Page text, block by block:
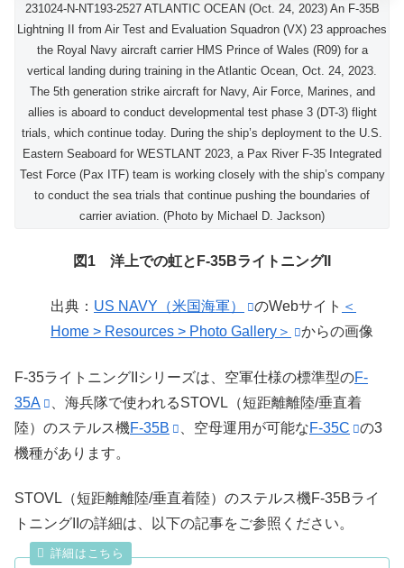
231024-N-NT193-2527 ATLANTIC OCEAN (Oct. 24, 2023) An F-35B
Lightning II from Air Test and Evaluation Squadron (VX) 23 approaches
the Royal Navy aircraft carrier HMS Prince of Wales (R09) for a
vertical landing during training in the Atlantic Ocean, Oct. 24, 2023.
The 5th generation strike aircraft for Navy, Air Force, Marines, and
allies is aboard to conduct developmental test phase 3 (DT-3) flight
trials, which continue today. During the ship’s deployment to the U.S.
Eastern Seaboard for WESTLANT 2023, a Pax River F-35 Integrated
Test Force (Pax ITF) team is working closely with the ship’s company
to conduct the sea trials that continue pushing the boundaries of
carrier aviation. (Photo by Michael D. Jackson)
図1 洋上での虹とF-35BライトニングII
出典： US NAVY（米国海軍） のWebサイト ＜
Home > Resources > Photo Gallery＞
からの画像
F-35ライトニングIIシリーズは、空軍仕様の標準型のF-
35A
、海兵隊で使われるSTOVL（短距離離陸/垂直着
陸）のステルス機F-35B 、空母運用が可能なF-35C
の3
機種があります。
STOVL（短距離離陸/垂直着陸）のステルス機F-35Bライ
トニングIIの詳細は、以下の記事をご参照ください。